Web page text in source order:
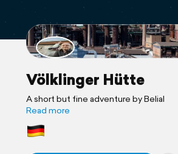
Völklinger Hütte
A short but fine adventure by Belial
Read more